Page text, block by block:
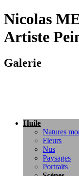
Nicolas
Artiste
Galerie
Huile
Natures
Fleurs
Nus
Paysages
Portraits